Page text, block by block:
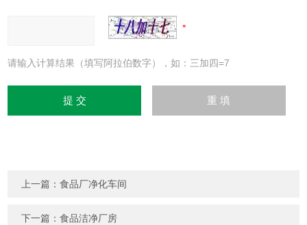
请输入计算结果（填写阿拉伯数字），如：三加四=7
上一篇：食品厂净化车间
下一篇：食品洁净厂房